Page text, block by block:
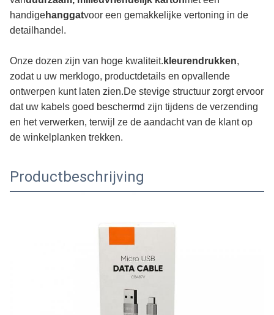
handigehanggatvoor een gemakkelijke vertoning in de
detailhandel.
Onze dozen zijn van hoge kwaliteit.kleurendrukken,
zodat u uw merklogo, productdetails en opvallende
ontwerpen kunt laten zien.De stevige structuur zorgt ervoor
dat uw kabels goed beschermd zijn tijdens de verzending
en het verwerken, terwijl ze de aandacht van de klant op
de winkelplanken trekken.
Productbeschrijving